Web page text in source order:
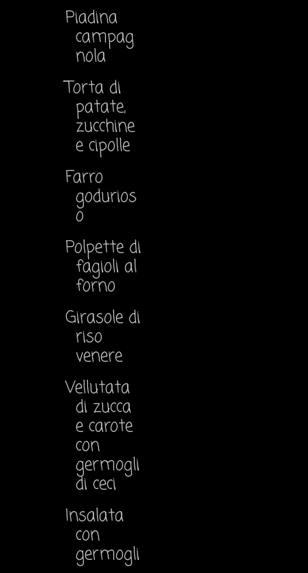
Piadina
campag
nola
Torta di
patate,
zucchine
e cipolle
Farro
godurios
o
Polpette di
fagioli al
forno
Girasole di
riso
venere
Vellutata
di zucca
e carote
con
germogli
di ceci
Insalata
con
germogli